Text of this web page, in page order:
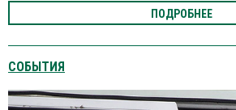
ПОДРОБНЕЕ
СОБЫТИЯ